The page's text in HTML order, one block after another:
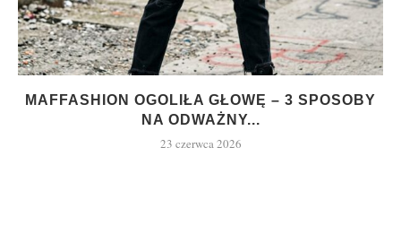
MAFFASHION OGOLIŁA GŁOWĘ – 3 SPOSOBY
NA ODWAŻNY...
23 czerwca 2026